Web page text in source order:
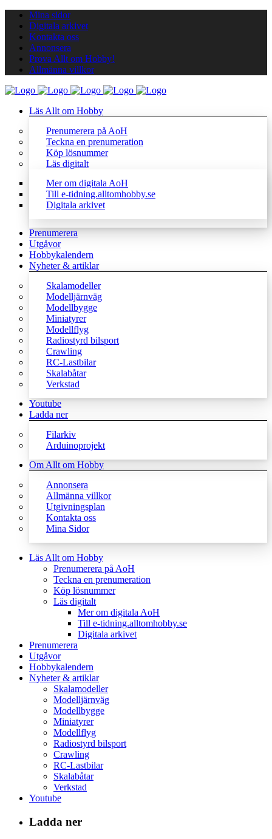
Mina sidor
Digitala arkivet
Kontakta oss
Annonsera
Prova Allt om Hobby!
Allmänna villkor
Läs Allt om Hobby
Prenumerera på AoH
Teckna en prenumeration
Köp lösnummer
Läs digitalt
Mer om digitala AoH
Till e-tidning.alltomhobby.se
Digitala arkivet
Prenumerera
Utgåvor
Hobbykalendern
Nyheter & artiklar
Skalamodeller
Modelljärnväg
Modellbygge
Miniatyrer
Modellflyg
Radiostyrd bilsport
Crawling
RC-Lastbilar
Skalabåtar
Verkstad
Youtube
Ladda ner
Filarkiv
Arduinoprojekt
Om Allt om Hobby
Annonsera
Allmänna villkor
Utgivningsplan
Kontakta oss
Mina Sidor
Läs Allt om Hobby
Prenumerera på AoH
Teckna en prenumeration
Köp lösnummer
Läs digitalt
Mer om digitala AoH
Till e-tidning.alltomhobby.se
Digitala arkivet
Prenumerera
Utgåvor
Hobbykalendern
Nyheter & artiklar
Skalamodeller
Modelljärnväg
Modellbygge
Miniatyrer
Modellflyg
Radiostyrd bilsport
Crawling
RC-Lastbilar
Skalabåtar
Verkstad
Youtube
Ladda ner